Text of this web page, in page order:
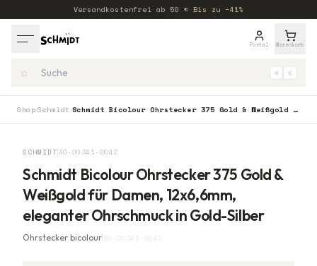
Versandkostenfrei ab 50 € Bis zu −41%
Portal Warenkorb
⌕ ⌘ K
Shop›Schmidt › Schmidt Bicolour Ohrstecker 375 Gold & Weißgold für Damen, 12x6,6mm, eleganter Ohrschmuck in Gold-Silber
SCHMIDT 30-00341-0042
Schmidt Bicolour Ohrstecker 375 Gold &
Weißgold für Damen, 12x6,6mm,
eleganter Ohrschmuck in Gold-Silber
Ohrstecker bicolour30-00341-0042